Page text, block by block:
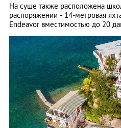
На суше также расположена
распоряжении - 14-метровая
Endeavor вместимостью до 20